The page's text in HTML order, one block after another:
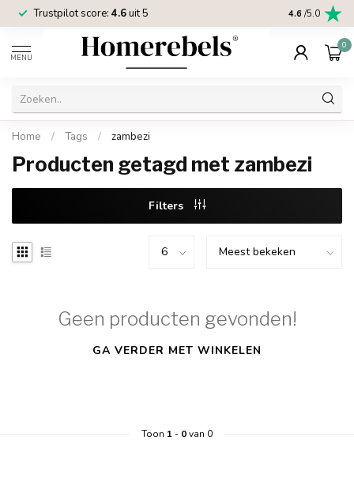
Trustpilot score: 4.6uit 5 2 jaar
4.6 /5.0
MENU
0
Home / Tags / zambezi
Producten getagd met zambezi
Filters
Geen producten gevonden!
GA VERDER MET WINKELEN
Toon 1- 0van 0